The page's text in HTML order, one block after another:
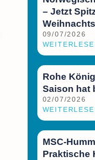
– Jetzt
09/07/2026
Rohe
Saison hat
02/07/2026
MSC-
Praktische